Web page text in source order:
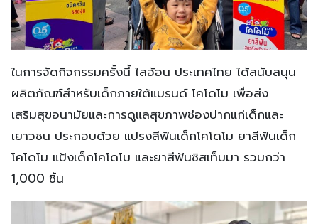
ในการจัดกิจกรรมครั้งนี้ ไลอ้อน ประเทศไทย ได้สนับสนุน
ผลิตภัณฑ์สำหรับเด็กภายใต้แบรนด์ โคโดโม เพื่อส่ง
เสริมสุขอนามัยและการดูแลสุขภาพช่องปากแก่เด็กและ
เยาวชน ประกอบด้วย แปรงสีฟันเด็กโคโดโม ยาสีฟันเด็ก
โคโดโม แป้งเด็กโคโดโม และยาสีฟันซิสเท็มมา รวมกว่า
1,000 ชิ้น